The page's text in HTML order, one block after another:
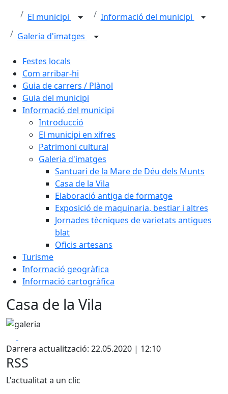
El municipi
Informació del municipi
Galeria d'imatges
Festes locals
Com arribar-hi
Guia de carrers / Plànol
Guia del municipi
Informació del municipi
Introducció
El municipi en xifres
Patrimoni cultural
Galeria d'imatges
Santuari de la Mare de Déu dels Munts
Casa de la Vila
Elaboració antiga de formatge
Exposició de maquinaria, bestiar i altres
Jornades tècniques de varietats antigues
blat
Oficis artesans
Turisme
Informació geogràfica
Informació cartogràfica
Casa de la Vila
Darrera actualització: 22.05.2020 | 12:10
RSS
L'actualitat a un clic